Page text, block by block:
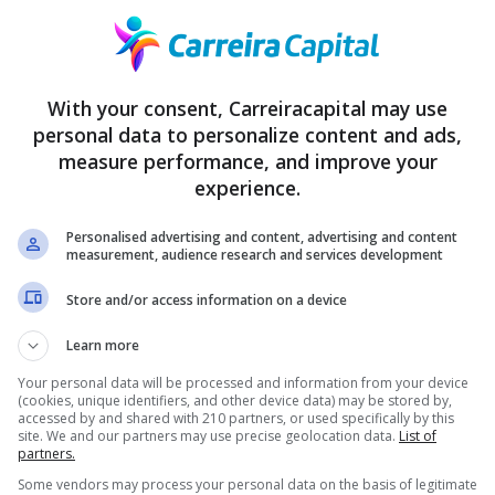
fazer um empréstimo Jeitto?
do empréstimo Jeitto é que a grana cai na conta com
descobre o seu limite de crédito disponível quase de
o destaque é que quanto mais você usar o aplicativo para
aumenta. Isto é: a cada mês, usando corretamente a
terminar o mês com as contas fechadas. O maior
um imprevisto e você precisou usar aquele dinheiro que já tinha
tapar esse tipo de “buraco”.
é a taxa de aprovação da Jeitto: 3x maior do que outras
que conseguiram crédito aprovado mesmo com o nome
With your consent, Carreiracapital may use
personal data to personalize content and ads,
measure performance, and improve your
experience.
Personalised advertising and content, advertising and content
measurement, audience research and services development
Store and/or access information on a device
Learn more
Your personal data will be processed and information from your device
(cookies, unique identifiers, and other device data) may be stored by,
accessed by and shared with 210 partners, or used specifically by this
site. We and our partners may use precise geolocation data. List of
partners.
Some vendors may process your personal data on the basis of legitimate